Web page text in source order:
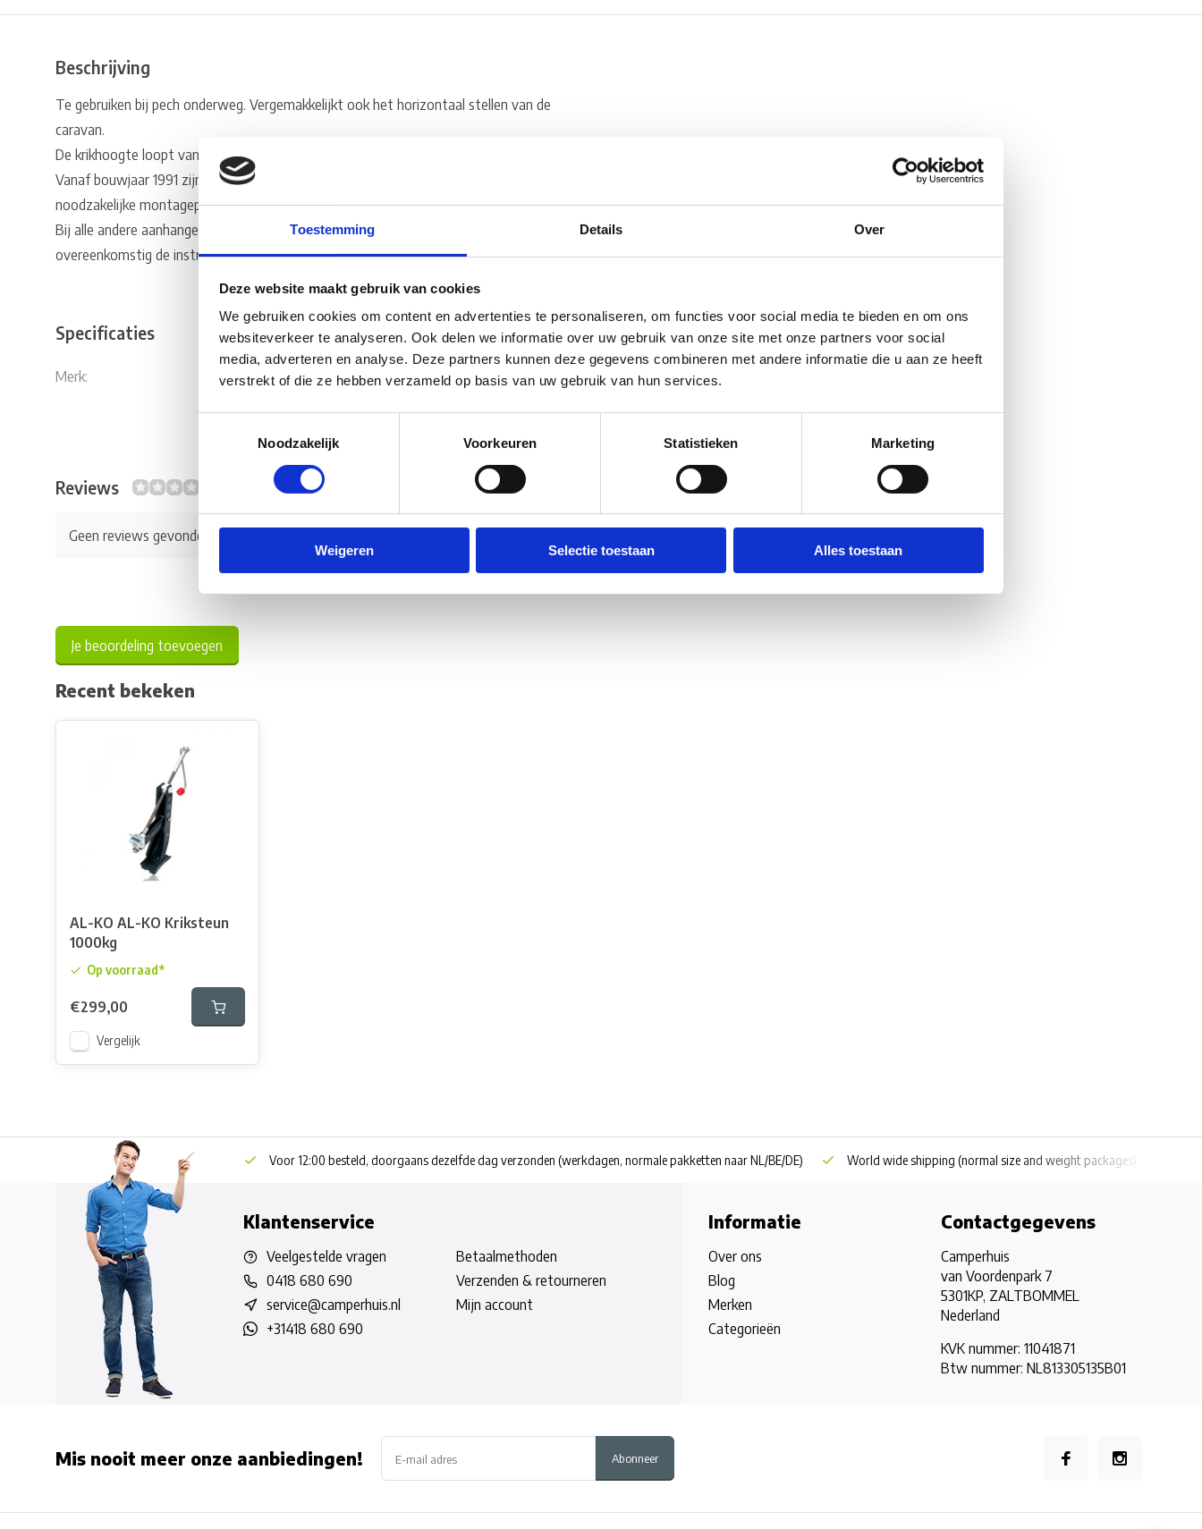
Toestemming Details Over
Deze website maakt gebruik van cookies
We gebruiken cookies om content en advertenties te personaliseren, om functies voor social media te bieden en om ons
websiteverkeer te analyseren. Ook delen we informatie over uw gebruik van onze site met onze partners voor social
media, adverteren en analyse. Deze partners kunnen deze gegevens combineren met andere informatie die u aan ze heeft
verstrekt of die ze hebben verzameld op basis van uw gebruik van hun services.
Noodzakelijk
Voorkeuren Statistieken Marketing
Weigeren Selectie toestaan Alles toestaan
Beschrijving
Te gebruiken bij pech onderweg. Vergemakkelijkt ook het horizontaal stellen van de
caravan.
De krikhoogte loopt van 85 tot 375mm.
Vanaf bouwjaar 1991 zijn de meeste caravans met een AL-KO chassis reeds van de
noodzakelijke montageplaten voorzien.
Bij alle andere aanhangers vanaf bouwjaar 1980 moeten de gaten eerst worden geboord
overeenkomstig de instructies in de bedieningshandleiding.
Specificaties
Merk: AL-KO
Reviews
Geen reviews gevonden
Je beoordeling toevoegen
Recent bekeken
AL-KO AL-KO Kriksteun
1000kg
Op voorraad*
€299,00
Vergelijk
Voor 12:00 besteld, doorgaans dezelfde dag verzonden (werkdagen, normale pakketten naar NL/BE/DE) World wide shipping (normal size and weight packages)
Klantenservice
Veelgestelde vragen
0418 680 690
service@camperhuis.nl
+31418 680 690
Betaalmethoden
Verzenden & retourneren
Mijn account
Informatie
Over ons
Blog
Merken
Categorieën
Contactgegevens
Camperhuis
van Voordenpark 7
5301KP, ZALTBOMMEL
Nederland
KVK nummer: 11041871
Btw nummer: NL813305135B01
Mis nooit meer onze aanbiedingen! Abonneer